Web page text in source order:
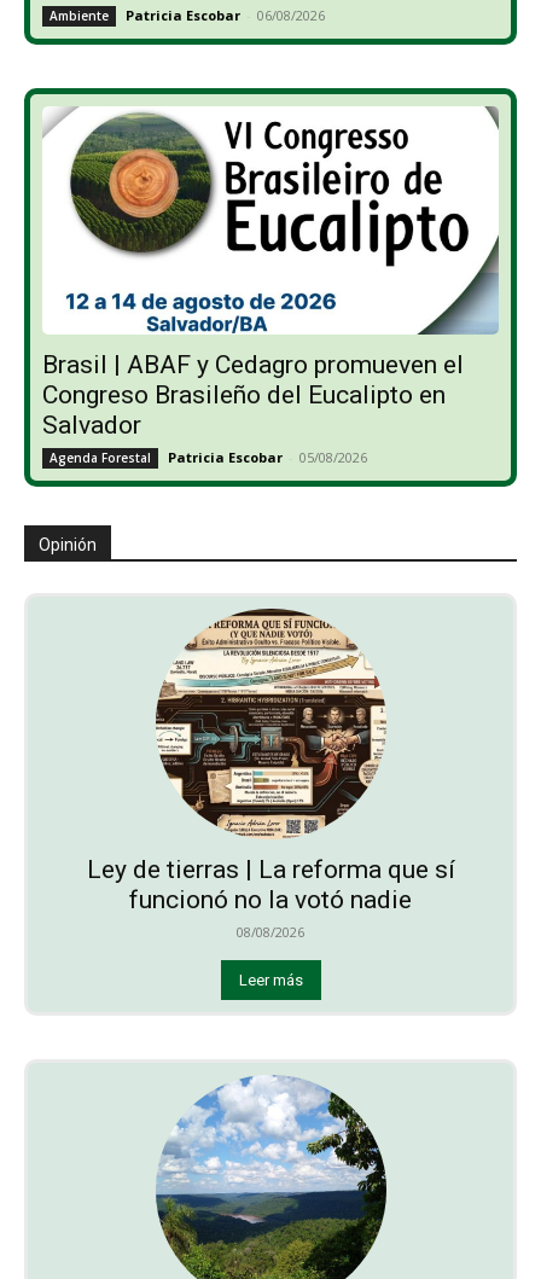
Ambiente Patricia Escobar - 06/08/2026
Brasil | ABAF y Cedagro promueven el
Congreso Brasileño del Eucalipto en
Salvador
Agenda Forestal Patricia Escobar - 05/08/2026
Opinión
Ley de tierras | La reforma que sí
funcionó no la votó nadie
08/08/2026
Leer más